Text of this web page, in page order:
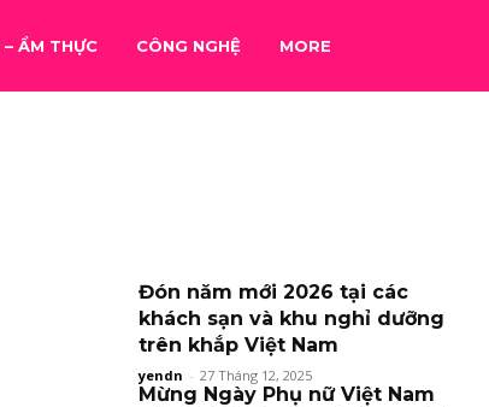
– ẨM THỰC CÔNG NGHỆ MORE
Đón năm mới 2026 tại các
khách sạn và khu nghỉ dưỡng
trên khắp Việt Nam
yendn - 27 Tháng 12, 2025
Mừng Ngày Phụ nữ Việt Nam